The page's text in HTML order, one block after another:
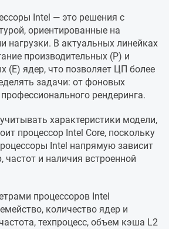
Intel — это решения с
ориентированные на
нагрузки. В актуальных линейках
производительных (P) и
(E) ядер, что позволяет ЦП более
задачи: от фоновых
рендеринга.
характеристики модели,
процессор Intel Core, поскольку
Intel напрямую зависит
частот и наличия встроенной
процессоров Intel
количество ядер и
техпроцесс, объем кэша L2